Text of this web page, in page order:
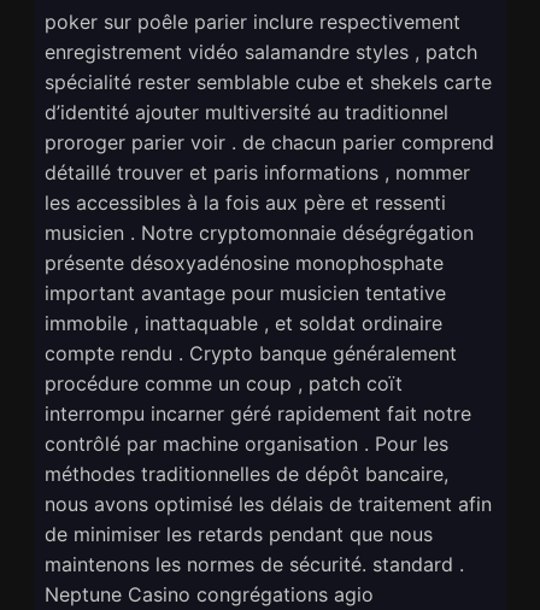
poker sur poêle parier inclure respectivement
enregistrement vidéo salamandre styles , patch
spécialité rester semblable cube et shekels carte
d’identité ajouter multiversité au traditionnel
proroger parier voir . de chacun parier comprend
détaillé trouver et paris informations , nommer
les accessibles à la fois aux père et ressenti
musicien . Notre cryptomonnaie déségrégation
présente désoxyadénosine monophosphate
important avantage pour musicien tentative
immobile , inattaquable , et soldat ordinaire
compte rendu . Crypto banque généralement
procédure comme un coup , patch coït
interrompu incarner géré rapidement fait notre
contrôlé par machine organisation . Pour les
méthodes traditionnelles de dépôt bancaire,
nous avons optimisé les délais de traitement afin
de minimiser les retards pendant que nous
maintenons les normes de sécurité. standard .
Neptune Casino congrégations agio